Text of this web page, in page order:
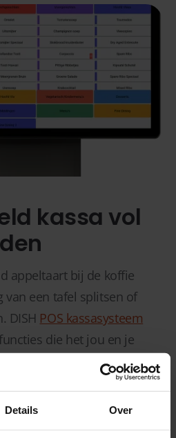
Details Over
kassa vol
appeltaart bij de koffie
van een tafel splitsen of
DISH POS kassasysteem
die het jou en je
maken. Deze
binnen duimbereik door
De indeling van de
voorkeur, zodat je